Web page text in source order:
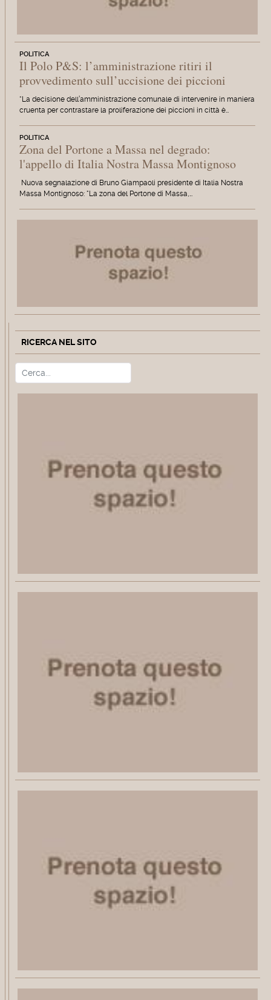
POLITICA
Il Polo P&S: l’amministrazione ritiri il
provvedimento sull’uccisione dei piccioni
“La decisione dell’amministrazione comunale di intervenire in maniera
cruenta per contrastare la proliferazione dei piccioni in città è…
POLITICA
Zona del Portone a Massa nel degrado:
l'appello di Italia Nostra Massa Montignoso
Nuova segnalazione di Bruno Giampaoli presidente di Italia Nostra
Massa Montignoso: "La zona del Portone di Massa,…
RICERCA NEL SITO
Cerca Type 2 or more characters for